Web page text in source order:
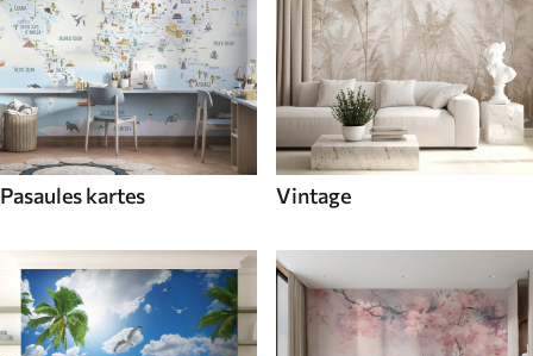
Pasaules kartes Vintage